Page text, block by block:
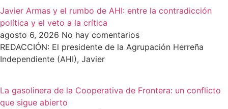
Javier Armas y el rumbo de AHI: entre la contradicción
política y el veto a la crítica
agosto 6, 2026 No hay comentarios
REDACCIÓN: El presidente de la Agrupación Herreña
Independiente (AHI), Javier
La gasolinera de la Cooperativa de Frontera: un conflicto
que sigue abierto